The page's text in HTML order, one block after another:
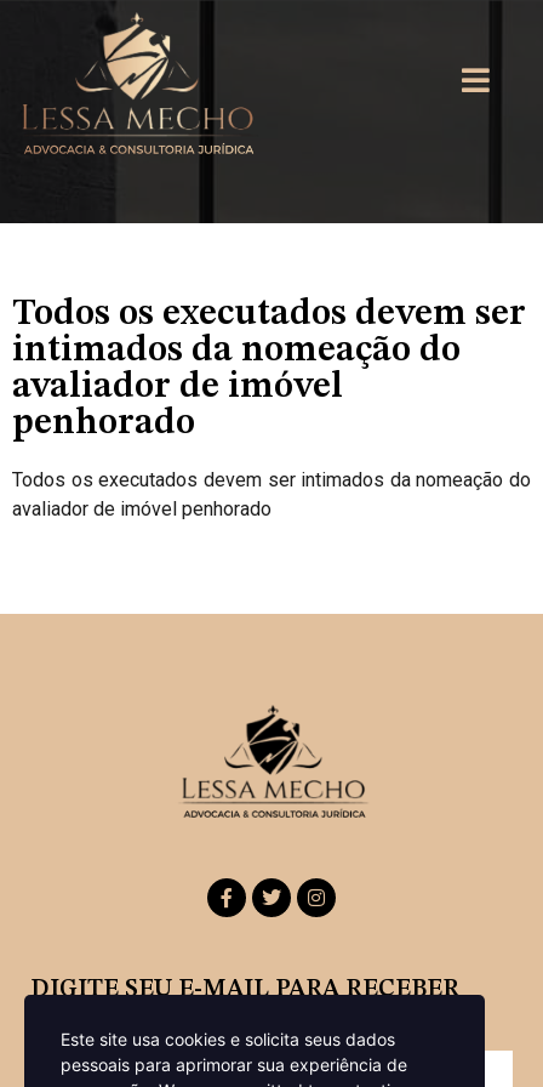
Todos os executados devem ser
intimados da nomeação do
avaliador de imóvel
penhorado
Todos os executados devem ser intimados da nomeação do
avaliador de imóvel penhorado
DIGITE SEU E-MAIL PARA RECEBER
Este site usa cookies e solicita seus dados
pessoais para aprimorar sua experiência de